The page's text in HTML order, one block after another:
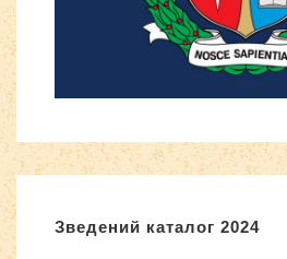
Зведений каталог 2024